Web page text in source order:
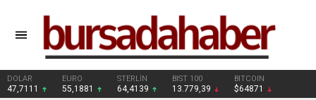
DOLAR
47,7111
EURO
55,1881
STERLİN
64,4139
BIST 100
13.779,39
BITCOIN
$64871